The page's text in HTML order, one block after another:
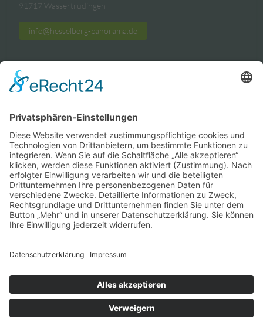
91717 Wassertrüdingen
info@hesselberg-panorama.de
Links
»Touristikverband Hesselberg
» franken-panorama.de
» ries-panorama.de
» pelczer-design.de
Partner
natura.tips
mediahaus-hesselberg.de